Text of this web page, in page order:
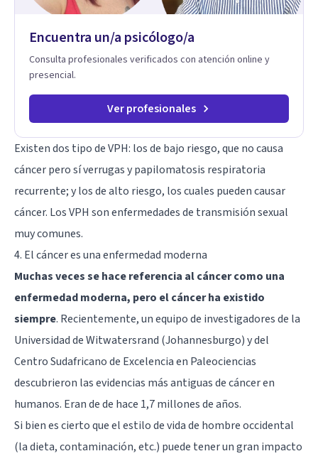
Encuentra un/a psicólogo/a
Consulta profesionales verificados con atención online y
presencial.
Ver profesionales
Existen dos tipo de VPH: los de bajo riesgo, que no causa
cáncer pero sí verrugas y papilomatosis respiratoria
recurrente; y los de alto riesgo, los cuales pueden causar
cáncer. Los VPH son enfermedades de transmisión sexual
muy comunes.
4. El cáncer es una enfermedad moderna
Muchas veces se hace referencia al cáncer como una
enfermedad moderna, pero el cáncer ha existido
siempre. Recientemente, un equipo de investigadores de la
Universidad de Witwatersrand (Johannesburgo) y del
Centro Sudafricano de Excelencia en Paleociencias
descubrieron las evidencias más antiguas de cáncer en
humanos. Eran de de hace 1,7 millones de años.
Si bien es cierto que el estilo de vida de hombre occidental
(la dieta, contaminación, etc.) puede tener un gran impacto